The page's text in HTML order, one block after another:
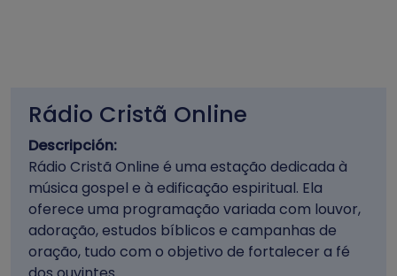
Rádio Cristã Online
Descripción:
Rádio Cristã Online é uma estação dedicada à
música gospel e à edificação espiritual. Ela
oferece uma programação variada com louvor,
adoração, estudos bíblicos e campanhas de
oração, tudo com o objetivo de fortalecer a fé